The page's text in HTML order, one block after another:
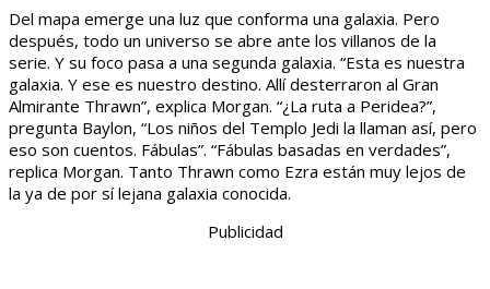
Del mapa emerge una luz que conforma una galaxia. Pero
después, todo un universo se abre ante los villanos de la
serie. Y su foco pasa a una segunda galaxia. “Esta es nuestra
galaxia. Y ese es nuestro destino. Allí desterraron al Gran
Almirante Thrawn”, explica Morgan. “¿La ruta a Peridea?”,
pregunta Baylon, “Los niños del Templo Jedi la llaman así, pero
eso son cuentos. Fábulas”. “Fábulas basadas en verdades”,
replica Morgan. Tanto Thrawn como Ezra están muy lejos de
la ya de por sí lejana galaxia conocida.
Publicidad